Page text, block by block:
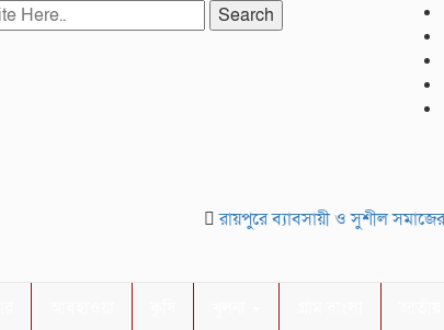
Search
রায়পুরে ব্যাবসায়ী ও সুশীল সমাজের